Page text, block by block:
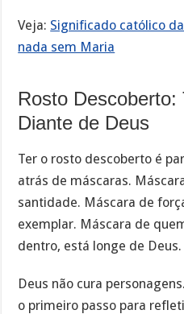
Veja: Significado católico
nada sem Maria
Rosto
Diante de Deus
Ter o rosto descoberto é
atrás de máscaras.
santidade. Máscara de
exemplar. Máscara de
dentro, está longe de Deus.
Deus não cura personagens.
o primeiro passo para